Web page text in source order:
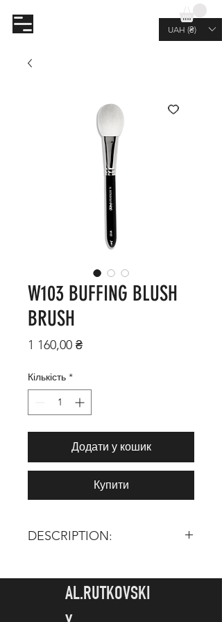
UAH (₴)
W103 BUFFING BLUSH
BRUSH
1 160,00 ₴Ціна
Кількість *
Додати у кошик
Купити
DESCRIPTION:
HAIR LENGTH:40 mm
JAPANESE BRUSHES
AL.RUTKOVSKI